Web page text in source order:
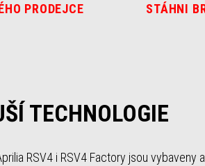
PRODEJCE STÁHNI
TECHNOLOGIE
RSV4 i RSV4 Factory jsou vybaveny